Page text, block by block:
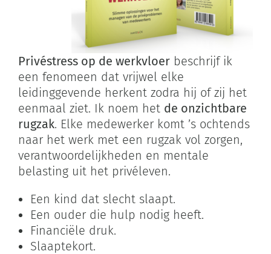
Privéstress op de werkvloerbeschrijf ik
een fenomeen dat vrijwel elke
leidinggevende herkent zodra hij of zij het
eenmaal ziet. Ik noem het de onzichtbare
rugzak. Elke medewerker komt ’s ochtends
naar het werk met een rugzak vol zorgen,
verantwoordelijkheden en mentale
belasting uit het privéleven.
Een kind dat slecht slaapt.
Een ouder die hulp nodig heeft.
Financiële druk.
Slaaptekort.